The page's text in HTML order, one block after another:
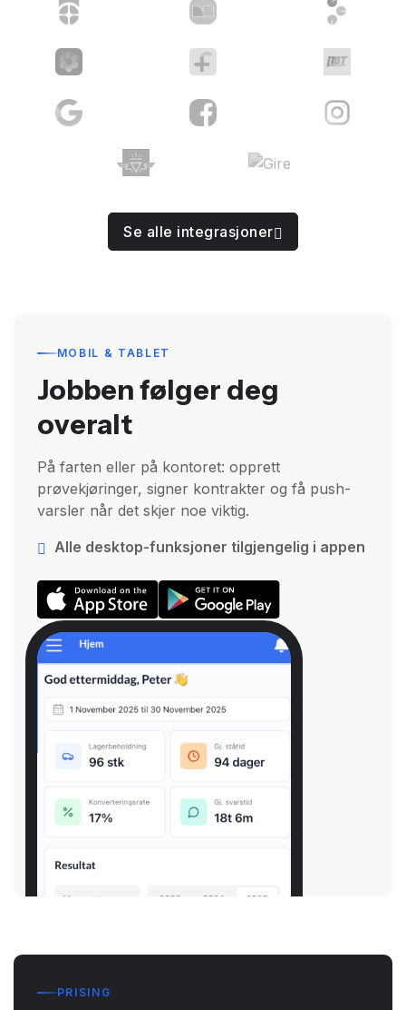
Se alle integrasjoner
MOBIL & TABLET
Jobben følger deg
overalt
På farten eller på kontoret: opprett
prøvekjøringer, signer kontrakter og få push-
varsler når det skjer noe viktig.
Alle desktop-funksjoner tilgjengelig i appen
PRISING